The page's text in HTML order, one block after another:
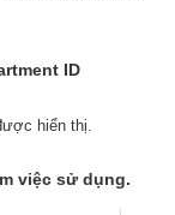
ID
hiển thị.
việc sử dụng.